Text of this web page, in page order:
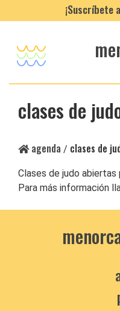
¡Suscríbete
clases de
agenda / clases de
Clases de judo abiertas
Para más información